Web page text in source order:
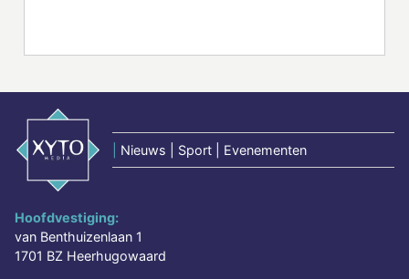
Nieuws | Sport | Evenementen
Hoofdvestiging:
van Benthuizenlaan 1
1701 BZ Heerhugowaard